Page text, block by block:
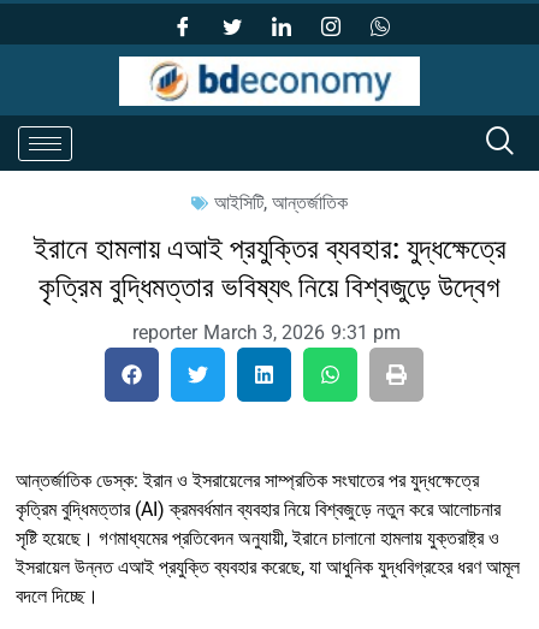
আইসিটি, আন্তর্জাতিক
ইরানে হামলায় এআই প্রযুক্তির ব্যবহার: যুদ্ধক্ষেত্রে
কৃত্রিম বুদ্ধিমত্তার ভবিষ্যৎ নিয়ে বিশ্বজুড়ে উদ্বেগ
reporter March 3, 2026 9:31 pm
আন্তর্জাতিক ডেস্ক: ইরান ও ইসরায়েলের সাম্প্রতিক সংঘাতের পর যুদ্ধক্ষেত্রে
কৃত্রিম বুদ্ধিমত্তার (AI) ক্রমবর্ধমান ব্যবহার নিয়ে বিশ্বজুড়ে নতুন করে আলোচনার
সৃষ্টি হয়েছে। গণমাধ্যমের প্রতিবেদন অনুযায়ী, ইরানে চালানো হামলায় যুক্তরাষ্ট্র ও
ইসরায়েল উন্নত এআই প্রযুক্তি ব্যবহার করেছে, যা আধুনিক যুদ্ধবিগ্রহের ধরণ আমূল
বদলে দিচ্ছে।